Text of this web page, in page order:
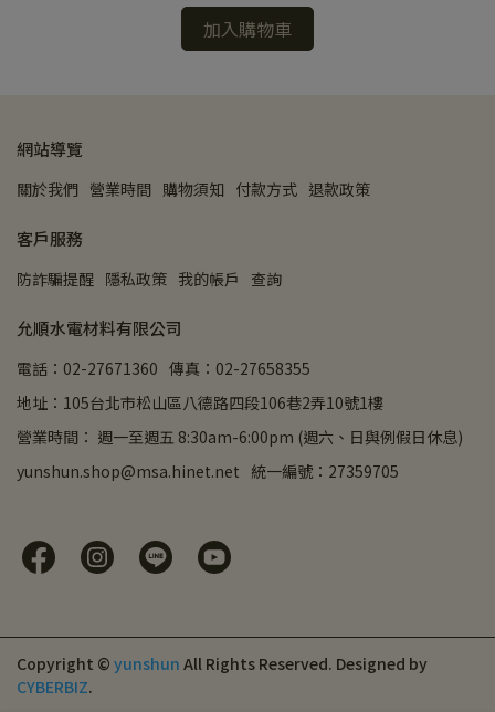
加入購物車
網站導覽
關於我們 營業時間 購物須知 付款方式 退款政策
客戶服務
防詐騙提醒 隱私政策 我的帳戶 查詢
允順水電材料有限公司
電話：02-27671360 傳真：02-27658355
地址：105台北市松山區八德路四段106巷2弄10號1樓
營業時間： 週一至週五 8:30am-6:00pm (週六、日與例假日休息)
yunshun.shop@msa.hinet.net 統一編號：27359705
Copyright © yunshun All Rights Reserved. Designed by
CYBERBIZ.